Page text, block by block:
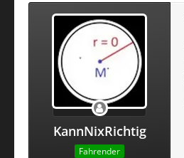
KannNixRichtig
Fahrender